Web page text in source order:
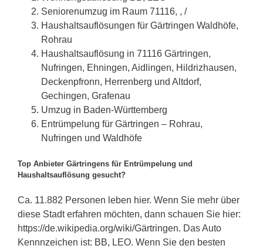
Seniorenumzug im Raum 71116, , /
Haushaltsauflösungen für Gärtringen Waldhöfe,
Rohrau
Haushaltsauflösung in 71116 Gärtringen,
Nufringen, Ehningen, Aidlingen, Hildrizhausen,
Deckenpfronn, Herrenberg und Altdorf,
Gechingen, Grafenau
Umzug in Baden-Württemberg
Entrümpelung für Gärtringen – Rohrau,
Nufringen und Waldhöfe
Top Anbieter Gärtringens für Entrümpelung und
Haushaltsauflösung gesucht?
Ca. 11.882 Personen leben hier. Wenn Sie mehr über
diese Stadt erfahren möchten, dann schauen Sie hier:
https://de.wikipedia.org/wiki/Gärtringen. Das Auto
Kennnzeichen ist: BB, LEO. Wenn Sie den besten